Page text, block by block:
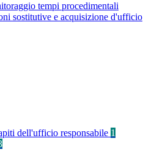
tempi procedimentali
sostitutive e acquisizione d'ufficio
dell'ufficio responsabile 1